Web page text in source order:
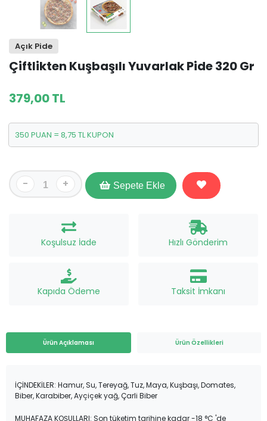
Açık Pide
Çiftlikten Kuşbaşılı Yuvarlak Pide 320 Gr
379,00 TL
350 PUAN = 8,75 TL KUPON
- + Sepete Ekle
Koşulsuz İade Hızlı Gönderim
Kapıda Ödeme Taksit İmkanı
Ürün Açıklaması Ürün Özellikleri
İÇİNDEKİLER: Hamur, Su, Tereyağ, Tuz, Maya, Kuşbaşı, Domates,
Biber, Karabiber, Ayçiçek yağ, Çarli Biber
MUHAFAZA KOŞULLARI: Son tüketim tarihine kadar -18 °C 'de